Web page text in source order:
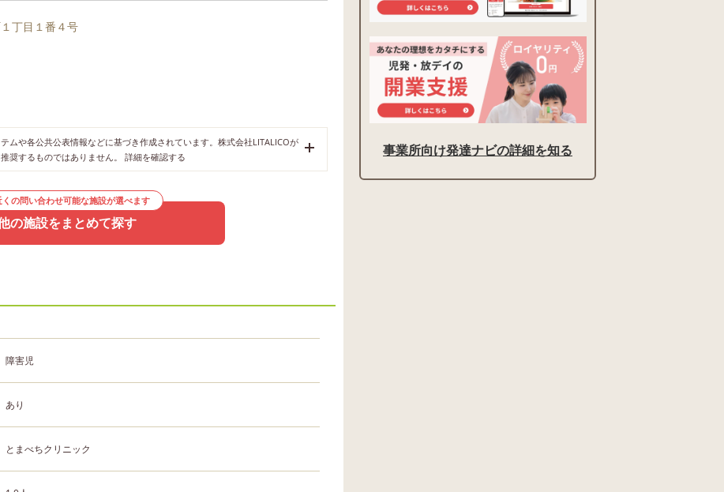
丁目１番４号
ムや各公共公表情報などに基づき作成されています。株式会社LITALICOが
奨するものではありません。 詳細を確認する
くの問い合わせ可能な施設が選べます
の施設をまとめて探す
障害児
あり
とまべちクリニック
事業所向け発達ナビの詳細を知る